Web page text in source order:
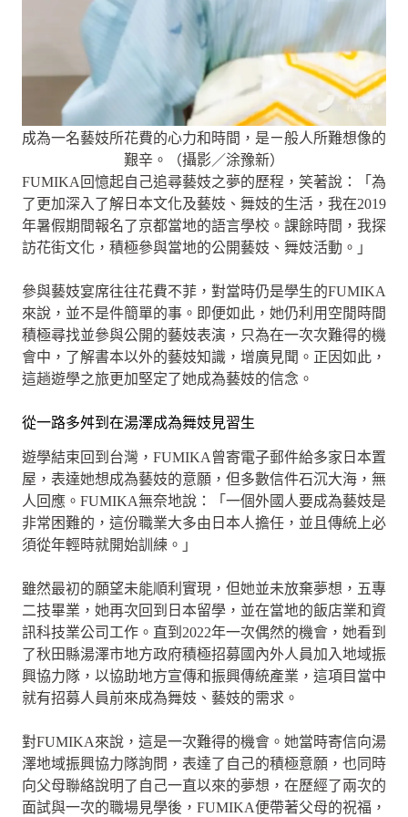
成為一名藝妓所花費的心力和時間，是ㄧ般人所難想像的
艱辛。（攝影／涂豫新）
FUMIKA回憶起自己追尋藝妓之夢的歷程，笑著說：「為
了更加深入了解日本文化及藝妓、舞妓的生活，我在2019
年暑假期間報名了京都當地的語言學校。課餘時間，我探
訪花街文化，積極參與當地的公開藝妓、舞妓活動。」
參與藝妓宴席往往花費不菲，對當時仍是學生的FUMIKA
來說，並不是件簡單的事。即便如此，她仍利用空閒時間
積極尋找並參與公開的藝妓表演，只為在一次次難得的機
會中，了解書本以外的藝妓知識，增廣見聞。正因如此，
這趟遊學之旅更加堅定了她成為藝妓的信念。
從一路多舛到在湯澤成為舞妓見習生
遊學結束回到台灣，FUMIKA曾寄電子郵件給多家日本置
屋，表達她想成為藝妓的意願，但多數信件石沉大海，無
人回應。FUMIKA無奈地說：「一個外國人要成為藝妓是
非常困難的，這份職業大多由日本人擔任，並且傳統上必
須從年輕時就開始訓練。」
雖然最初的願望未能順利實現，但她並未放棄夢想，五專
二技畢業，她再次回到日本留學，並在當地的飯店業和資
訊科技業公司工作。直到2022年一次偶然的機會，她看到
了秋田縣湯澤市地方政府積極招募國內外人員加入地域振
興協力隊，以協助地方宣傳和振興傳統產業，這項目當中
就有招募人員前來成為舞妓、藝妓的需求。
對FUMIKA來說，這是一次難得的機會。她當時寄信向湯
澤地域振興協力隊詢問，表達了自己的積極意願，也同時
向父母聯絡說明了自己一直以來的夢想，在歷經了兩次的
面試與一次的職場見學後，FUMIKA便帶著父母的祝福，